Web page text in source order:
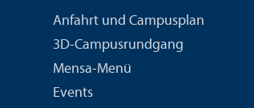
Anfahrt und Campusplan
3D-Campusrundgang
Mensa-Menü
Events